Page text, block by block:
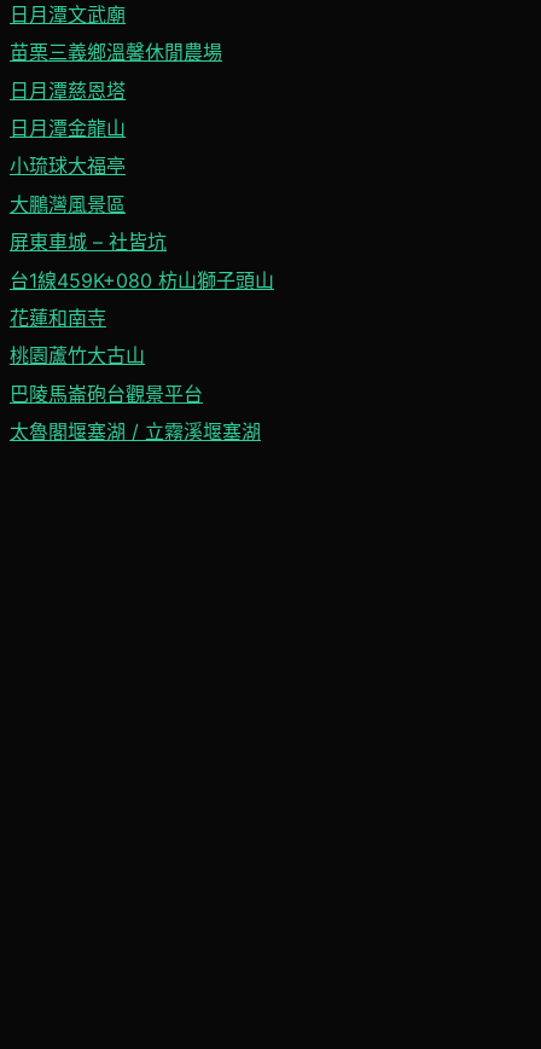
日月潭文武廟
苗栗三義鄉溫馨休閒農場
日月潭慈恩塔
日月潭金龍山
小琉球大福亭
大鵬灣風景區
屏東車城 – 社皆坑
台1線459K+080 枋山獅子頭山
花蓮和南寺
桃園蘆竹大古山
巴陵馬崙砲台觀景平台
太魯閣堰塞湖 / 立霧溪堰塞湖